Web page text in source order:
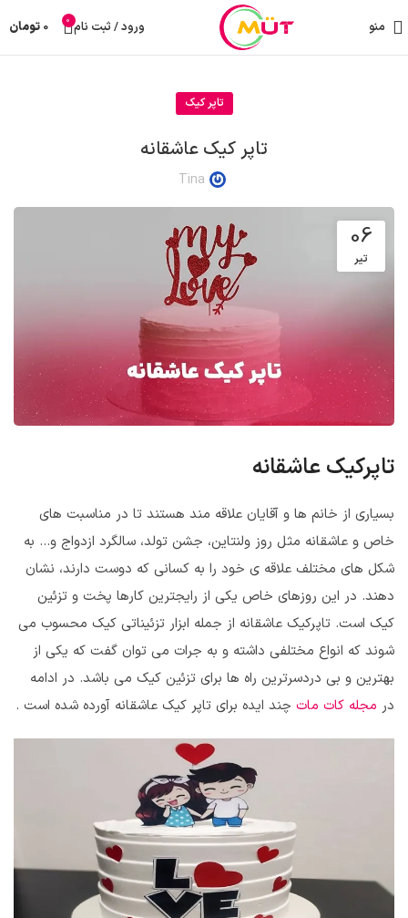
منو ورود / ثبت نام 0
0 تومان
تاپر کیک
تاپر کیک عاشقانه
Tina
06
تیر
تاپرکیک عاشقانه
بسیاری از خانم ها و آقایان علاقه مند هستند تا در مناسبت های
خاص و عاشقانه مثل روز ولنتاین، جشن تولد، سالگرد ازدواج و… به
شکل های مختلف علاقه ی خود را به کسانی که دوست دارند، نشان
دهند. در این روزهای خاص یکی از رایجترین کارها پخت و تزئین
کیک است. تاپرکیک عاشقانه از جمله ابزار تزئیناتی کیک محسوب می
شوند که انواع مختلفی داشته و به جرات می توان گفت که یکی از
بهترین و بی دردسرترین راه ها برای تزئین کیک می باشد. در ادامه
در مجله کات مات چند ایده برای تاپر کیک عاشقانه آورده شده است .